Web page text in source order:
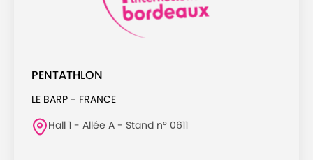
PENTATHLON
LE BARP - FRANCE
Hall 1 - Allée A - Stand n° 0611